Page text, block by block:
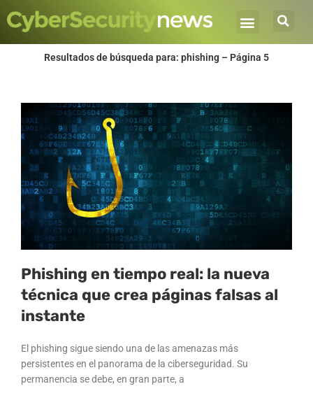
Resultados de búsqueda para: phishing – Página 5
Phishing en tiempo real: la nueva
técnica que crea páginas falsas al
instante
El phishing sigue siendo una de las amenazas más
persistentes en el panorama de la ciberseguridad. Su
permanencia se debe, en gran parte, a